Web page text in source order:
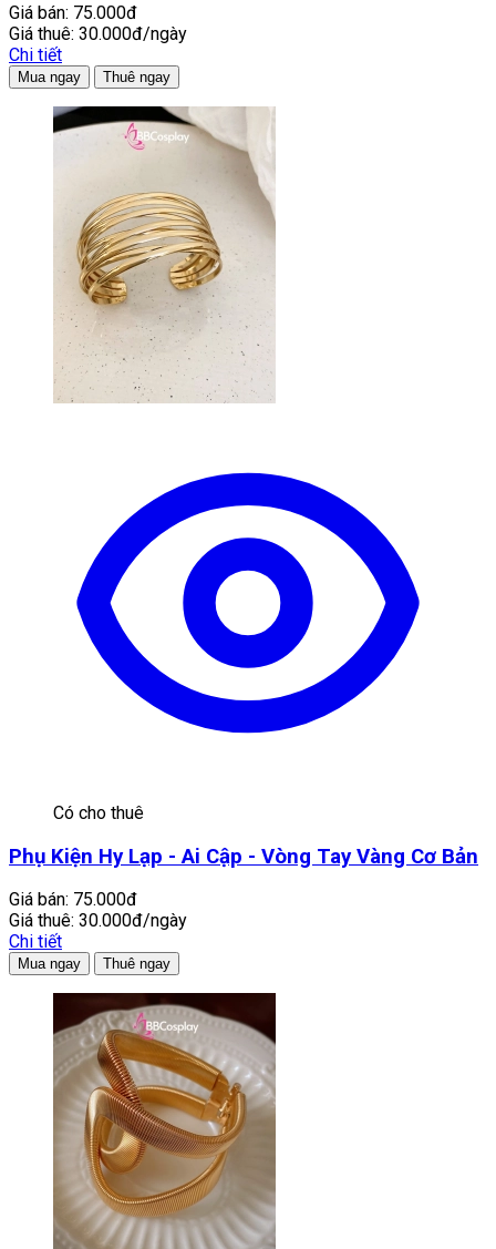
Giá bán: 75.000đ
Giá thuê: 30.000đ/ngày
Chi tiết
Mua ngay Thuê ngay
Có cho thuê
Phụ Kiện Hy Lạp - Ai Cập - Vòng Tay Vàng Cơ Bản
Giá bán: 75.000đ
Giá thuê: 30.000đ/ngày
Chi tiết
Mua ngay Thuê ngay